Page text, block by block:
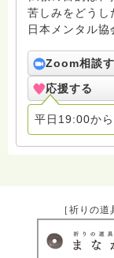
苦しみをどうし
日本メンタル協
Zoom相談
応援する
平日19:00か
［祈りの